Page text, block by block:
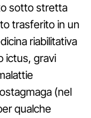
sotto stretta
trasferito in un
riabilitativa
ictus, gravi
(nel
qualche